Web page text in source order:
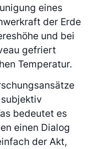
eines
der Erde
und bei
gefriert
Temperatur.
bedeutet es
einen Dialog
der Akt,